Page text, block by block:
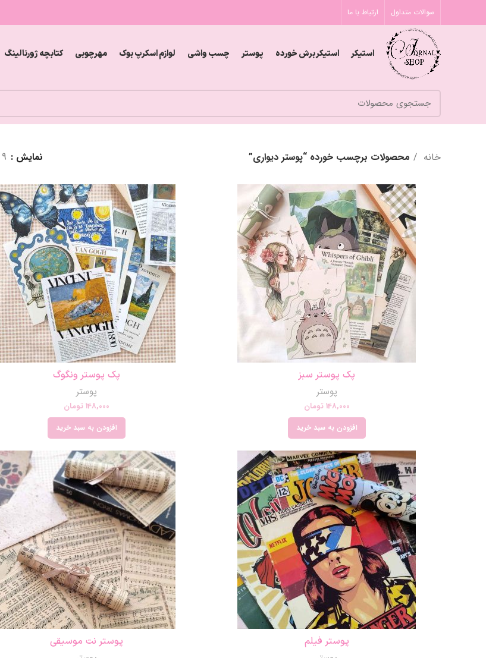
سوالات متداول ارتباط با ما
استیکر استیکر برش خورده پوستر چسب واشی لوازم اسکرپ بوک مهرچوبی کتابچه ژورنالینگ
خانه محصولات برچسب خورده “پوستر دیواری” نمایش 9
پک پوستر سبز
پوستر
148,000 تومان
افزودن به سبد خرید
پک پوستر ونگوگ
پوستر
148,000 تومان
افزودن به سبد خرید
پوستر فیلم
پوستر نت موسیقی